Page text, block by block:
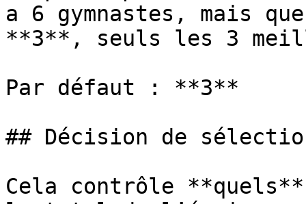
a 6 gymnastes, mais
**3**, seuls les 3
Par défaut : **3**
## Décision de
Cela contrôle